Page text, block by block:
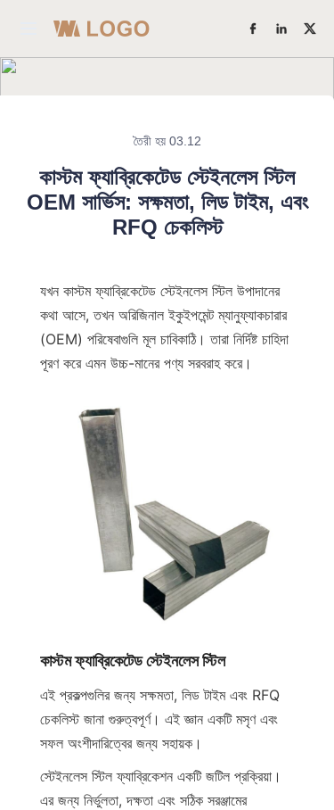
তৈরী হয় 03.12
কাস্টম ফ্যাব্রিকেটেড স্টেইনলেস স্টিল
OEM সার্ভিস: সক্ষমতা, লিড টাইম, এবং
RFQ চেকলিস্ট
যখন কাস্টম ফ্যাব্রিকেটেড স্টেইনলেস স্টিল উপাদানের
কথা আসে, তখন অরিজিনাল ইকুইপমেন্ট ম্যানুফ্যাকচারার
(OEM) পরিষেবাগুলি মূল চাবিকাঠি। তারা নির্দিষ্ট চাহিদা
পূরণ করে এমন উচ্চ-মানের পণ্য সরবরাহ করে।
কাস্টম ফ্যাব্রিকেটেড স্টেইনলেস স্টিল
এই প্রকল্পগুলির জন্য সক্ষমতা, লিড টাইম এবং RFQ
চেকলিস্ট জানা গুরুত্বপূর্ণ। এই জ্ঞান একটি মসৃণ এবং
সফল অংশীদারিত্বের জন্য সহায়ক।
স্টেইনলেস স্টিল ফ্যাব্রিকেশন একটি জটিল প্রক্রিয়া।
এর জন্য নির্ভুলতা, দক্ষতা এবং সঠিক সরঞ্জামের
আমাদের সম্পর্কে
ফ্যাক্টরি শক্তি
আমাদের সাথে যোগাযোগ করুন